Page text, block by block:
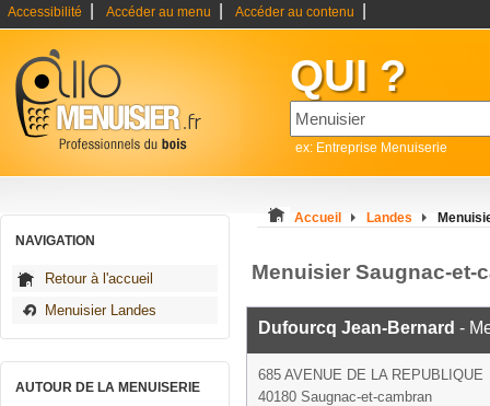
Accessibilité Accéder au menu Accéder au contenu
QUI ?
ex: Entreprise Menuiserie
NAVIGATION
Retour à l'accueil
Menuisier Landes
AUTOUR DE LA MENUISERIE
Accueil Landes
Menuisier Saugnac-et-
Dufourcq Jean-Bernard -
685 AVENUE DE LA REPUBLIQUE
40180 Saugnac-et-cambran